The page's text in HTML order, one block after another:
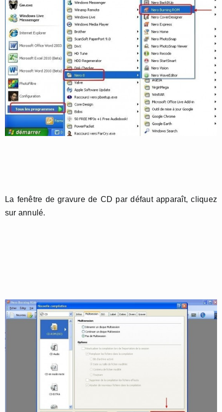
La fenêtre de gravure de CD par défaut apparaît, cliquez
sur annulé.